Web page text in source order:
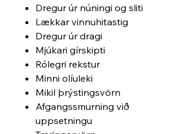
Dregur úr núningi og sliti
Lækkar vinnuhitastig
Dregur úr dragi
Mjúkari gírskipti
Rólegri rekstur
Minni olíuleki
Mikil þrýstingsvörn
Afgangssmurning við
uppsetningu